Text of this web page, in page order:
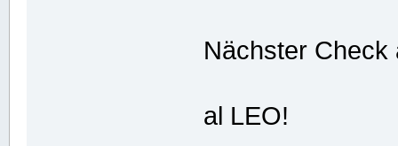
Nächster Check
al LEO!